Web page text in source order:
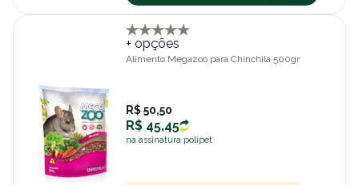
+ opções
Alimento Megazoo para Chinchila 500gr
R$ 50,50
R$ 45,45
na assinatura polipet